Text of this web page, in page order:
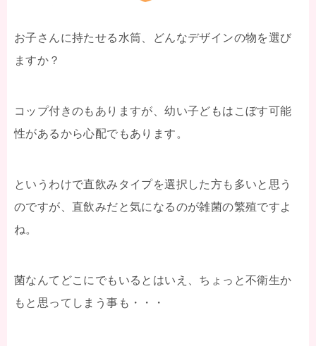
お子さんに持たせる水筒、どんなデザインの物を選び
ますか？
コップ付きのもありますが、幼い子どもはこぼす可能
性があるから心配でもあります。
というわけで直飲みタイプを選択した方も多いと思う
のですが、直飲みだと気になるのが雑菌の繁殖ですよ
ね。
菌なんてどこにでもいるとはいえ、ちょっと不衛生か
もと思ってしまう事も・・・